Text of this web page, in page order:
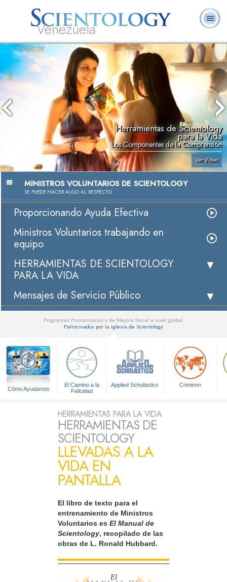
Venezuela
L. Ronald
Hubbard
¿Qué es
Scientology?
Ministros
Voluntarios
Preguntas
Frecuentes
Libros
Herramientas de Scientology
para la Vida
Los Componentes de la Comprensión
Ver Video
MINISTROS VOLUNTARIOS DE SCIENTOLOGY
SE PUEDEHACER ALGO AL RESPECTO
Proporcionando Ayuda Efectiva
Ministros Voluntarios trabajando en
equipo
HERRAMIENTAS DE SCIENTOLOGY
PARA LA VIDA
Mensajes de Servicio Público
Programas Humanitarios y de Mejora Social a nivel global
Patrocinados por la Iglesia de Scientology
Cómo Ayudamos
El Camino a la
Felicidad
Applied Scholastics Criminon
HERRAMIENTAS PARA LA VIDA
HERRAMIENTAS DE
SCIENTOLOGY
LLEVADAS A LA
VIDA EN
PANTALLA
El libro de texto para el
entrenamiento de Ministros
Voluntarios es El Manual de
Scientology, recopilado de las
obras de L. Ronald Hubbard.
El